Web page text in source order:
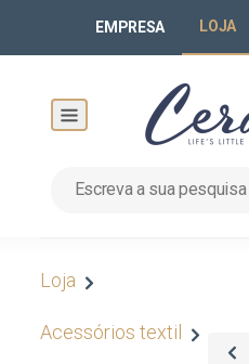
EMPRESA LOJA
Loja
Acessórios textil